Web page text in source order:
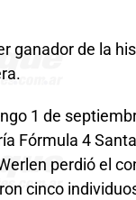
ganador de la
1 de
Fórmula 4
perdió el
cinco